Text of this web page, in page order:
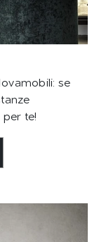
se
te!